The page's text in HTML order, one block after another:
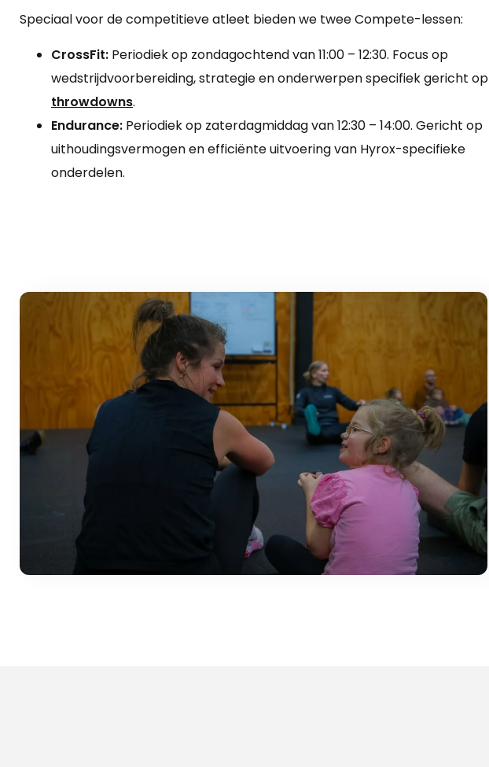
Speciaal voor de competitieve atleet bieden we twee Compete-lessen:
CrossFit: Periodiek op zondagochtend van 11:00 – 12:30. Focus op
wedstrijdvoorbereiding, strategie en onderwerpen specifiek gericht op
throwdowns.
Endurance: Periodiek op zaterdagmiddag van 12:30 – 14:00. Gericht op
uithoudingsvermogen en efficiënte uitvoering van Hyrox-specifieke
onderdelen.